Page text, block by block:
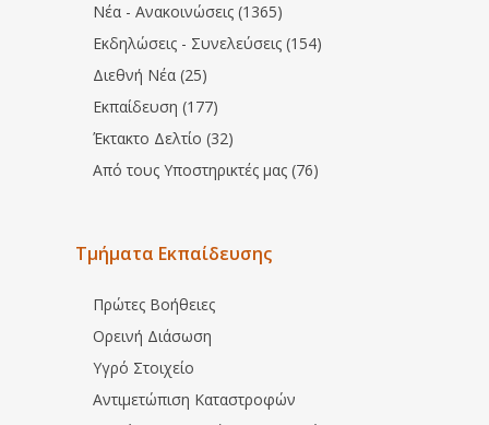
Νέα - Ανακοινώσεις (1365)
Εκδηλώσεις - Συνελεύσεις (154)
Διεθνή Νέα (25)
Εκπαίδευση (177)
Έκτακτο Δελτίο (32)
Από τους Υποστηρικτές μας (76)
Τμήματα Εκπαίδευσης
Πρώτες Βοήθειες
Ορεινή Διάσωση
Υγρό Στοιχείο
Αντιμετώπιση Καταστροφών